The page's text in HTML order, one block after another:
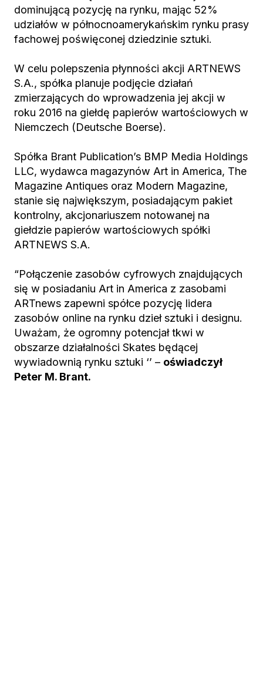
dominującą pozycję na rynku, mając 52%
udziałów w północnoamerykańskim rynku prasy
fachowej poświęconej dziedzinie sztuki.
W celu polepszenia płynności akcji ARTNEWS
S.A., spółka planuje podjęcie działań
zmierzających do wprowadzenia jej akcji w
roku 2016 na giełdę papierów wartościowych w
Niemczech (Deutsche Boerse).
Spółka Brant Publication’s BMP Media Holdings
LLC, wydawca magazynów Art in America, The
Magazine Antiques oraz Modern Magazine,
stanie się największym, posiadającym pakiet
kontrolny, akcjonariuszem notowanej na
giełdzie papierów wartościowych spółki
ARTNEWS S.A.
“Połączenie zasobów cyfrowych znajdujących
się w posiadaniu Art in America z zasobami
ARTnews zapewni spółce pozycję lidera
zasobów online na rynku dzieł sztuki i designu.
Uważam, że ogromny potencjał tkwi w
obszarze działalności Skates będącej
wywiadownią rynku sztuki ‘’ – oświadczył
Peter M. Brant.